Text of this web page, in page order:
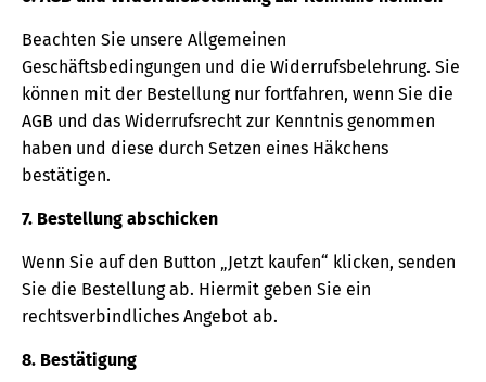
Beachten Sie unsere Allgemeinen
Geschäftsbedingungen und die Widerrufsbelehrung. Sie
können mit der Bestellung nur fortfahren, wenn Sie die
AGB und das Widerrufsrecht zur Kenntnis genommen
haben und diese durch Setzen eines Häkchens
bestätigen.
7. Bestellung abschicken
Wenn Sie auf den Button „Jetzt kaufen“ klicken, senden
Sie die Bestellung ab. Hiermit geben Sie ein
rechtsverbindliches Angebot ab.
8. Bestätigung